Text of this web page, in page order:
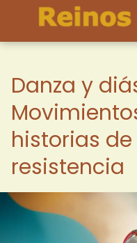
Danza y
historias
resistencia